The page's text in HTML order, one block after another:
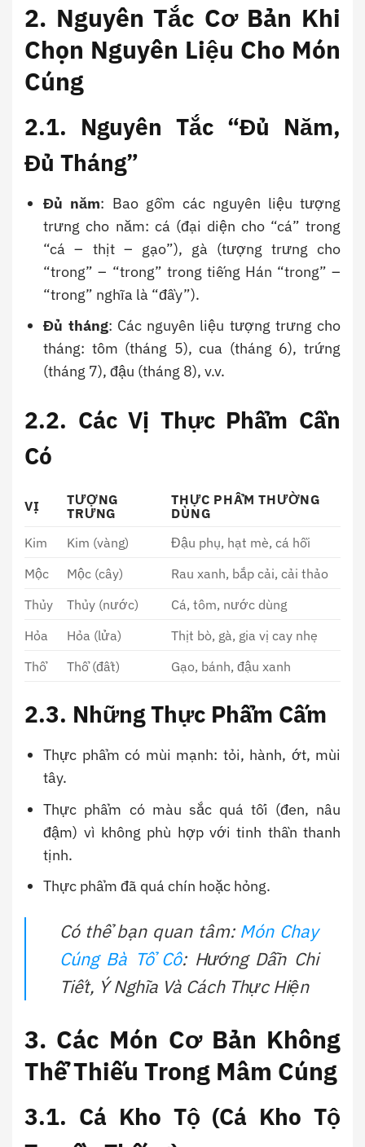
2. Nguyên Tắc Cơ Bản Khi
Chọn Nguyên Liệu Cho Món
Cúng
2.1. Nguyên Tắc “Đủ Năm,
Đủ Tháng”
Đủ năm: Bao gồm các nguyên liệu tượng
trưng cho năm: cá (đại diện cho “cá” trong
“cá – thịt – gạo”), gà (tượng trưng cho
“trong” – “trong” trong tiếng Hán “trong” –
“trong” nghĩa là “đầy”).
Đủ tháng: Các nguyên liệu tượng trưng cho
tháng: tôm (tháng 5), cua (tháng 6), trứng
(tháng 7), đậu (tháng 8), v.v.
2.2. Các Vị Thực Phẩm Cần
Có
VỊ
TƯỢNG
TRƯNG
THỰC PHẨM THƯỜNG
DÙNG
Kim
Kim (vàng)
Đậu phụ, hạt mè, cá hồi
Mộc
Mộc (cây)
Rau xanh, bắp cải, cải thảo
Thủy
Thủy (nước)
Cá, tôm, nước dùng
Hỏa
Hỏa (lửa)
Thịt bò, gà, gia vị cay nhẹ
Thổ
Thổ (đất) Gạo, bánh, đậu xanh
2.3. Những Thực Phẩm Cấm
Thực phẩm có mùi mạnh: tỏi, hành, ớt, mùi
tây.
Thực phẩm có màu sắc quá tối (đen, nâu
đậm) vì không phù hợp với tinh thần thanh
tịnh.
Thực phẩm đã quá chín hoặc hỏng.
Có thể bạn quan tâm: Món Chay
Cúng Bà Tổ Cô: Hướng Dẫn Chi
Tiết, Ý Nghĩa Và Cách Thực Hiện
3. Các Món Cơ Bản Không
Thể Thiếu Trong Mâm Cúng
3.1. Cá Kho Tộ (Cá Kho Tộ